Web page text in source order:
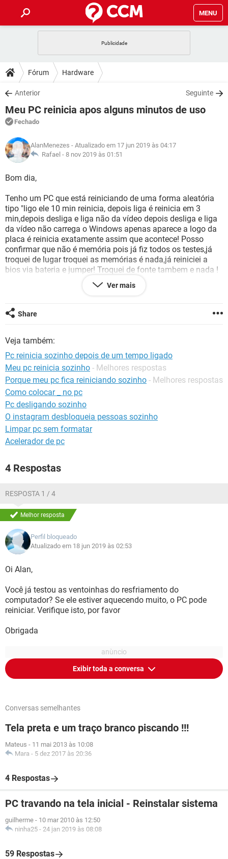
MENU
CELULAR
OUTLOOK
INSTAGRAM GMAIL
GUIA DE COMPRAS
DICAS
JOGOS
OUTLOOK
INSTAGRAM
GUIA DE COMPRAS
DOWNLOADS
JOGOS WHATSAPP
CELULAR
OUTLOOK EXCEL
INSTAGRAM
GUIA DE COMPRAS
FÓRUM
JOGOS
CELULAR
GUIA DE COMPRAS
GLOSSÁRIO
JOGOS
CELULAR
OUTLOOK EXCEL
INSTAGRAM GMAIL
GUIA DE COMPRAS
Fórum Hardware
Anterior Seguinte
Meu PC reinicia apos alguns minutos de uso
Fechado
AlanMenezes - Atualizado em 17 jun 2019 às 04:17
Rafael - 8 nov 2019 às 01:51
Bom dia,
Tenho um PC que está reiniciando de uma forma aleatória
tipo "ligo ele 10 min reinicia, depois liga é reinicia em 3
min,depois desliga e liga não da vídeo depois desliga e liga
da vídeo não carrega o Windows apenas aparece a logo da
placa é reinicia exatamente assim que acontece! Posso
confirmar que não é memória pois já fiz todos os testes,já
troquei de lugar troquei as memórias é nada,já reiniciei a
bios via bateria e jumper! Troquei de fonte tambem e nada !
A principio pensei que era fonte pois a que eu usava não
estava rodando o cooler ! (Ah.. Quando eu usava a fonte que
ligava nessa que eu tenho parece que nenhum hardware
desliga só reinicia o software o led indicador que fala se o
reinicia! Parece que a placa começa tudo de novo o boot ) ja
troquei também o HD troquei de sistema operacional
formatei é nd ! Só pode ser a placa ou o processador
Intel Pentium de 1.60 ghz (não lembro o modelo)
Placa mãe positivo n1964
2.5 gb de ram
HD Samsung 500 GB
Vídeo onboard do processador
Configuração:Android / Chrome 75.0.3770.89
Ver mais
Share
Veja também:
Pc reinicia sozinho depois de um tempo ligado
Meu pc reinicia sozinho - Melhores respostas
Porque meu pc fica reiniciando sozinho - Melhores respostas
Como colocar _ no pc
Pc desligando sozinho
O instagram desbloqueia pessoas sozinho
Limpar pc sem formatar
Acelerador de pc
4 Respostas
RESPOSTA 1 / 4
Melhor resposta
Perfil bloqueado
Atualizado em 18 jun 2019 às 02:53
Oi Alan,
Você já testou as ventoinhas do resfriamento do
computador? Se ele estiver aquecendo muito, o PC pode
reiniciar. Verifique isto, por favor
Obrigada
Exibir toda a conversa
Conversas semelhantes
Tela preta e um traço branco piscando !!!
Mateus - 11 mai 2013 às 10:08
Mara - 5 dez 2017 às 20:36
4 Respostas
PC travando na tela inicial - Reinstalar sistema
guilherme - 10 mar 2010 às 12:50
ninha25 - 24 jan 2019 às 08:08
59 Respostas